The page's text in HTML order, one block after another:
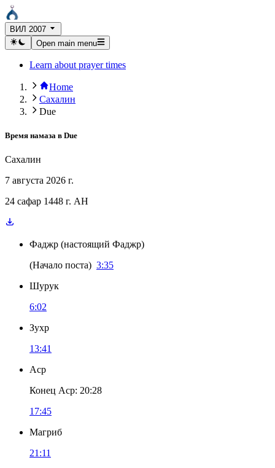
ВИЛ 2007
Open main menu
Learn about prayer times
Home
Сахалин
Due
Время намаза в Due
Сахалин
7 августа 2026 г.
24 сафар 1448 г. AH
Фаджр (настоящий Фаджр)
(Начало поста) 3:35
Шурук
6:02
Зухр
13:41
Аср
Конец Аср: 20:28
17:45
Магриб
21:11